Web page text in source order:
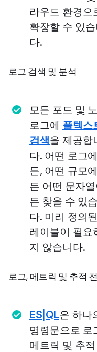
라우드 환경으
확장할 수 있습
다.
로그 검색 및 분석
모든 포드 및
로그에 풀텍스
검색을 제공합
다. 어떤 로그
든, 어떤 규모
든 어떤 문자열
든 찾을 수 있
다. 미리 정의된
레이블이 필요
지 않습니다.
로그, 메트릭 및 추적
ES|QL은 하나
명령문으로 로
메트릭 및 추적